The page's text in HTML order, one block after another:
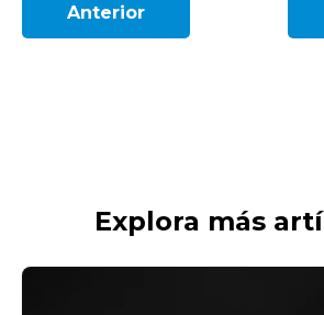
Anterior
Explora más